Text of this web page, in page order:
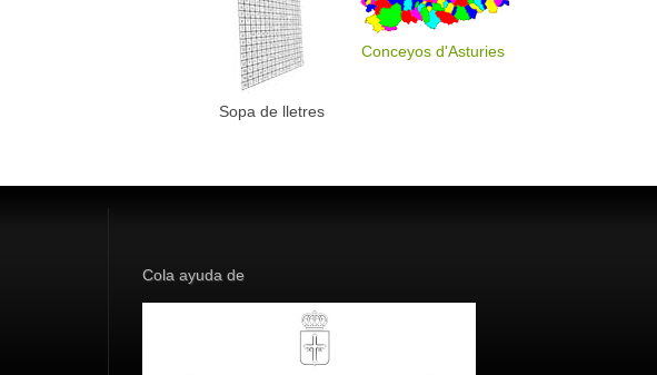
Sopa de lletres
Conceyos d'Asturies
Cola ayuda de